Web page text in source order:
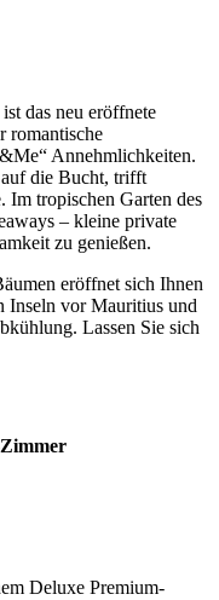
das neu eröffnete
romantische
Annehmlichkeiten.
die Bucht, trifft
Im tropischen Garten des
– kleine private
zu genießen.
eröffnet sich Ihnen
Inseln vor Mauritius und
Lassen Sie sich
Deluxe Premium-